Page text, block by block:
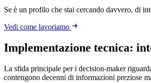
Se è un profilo che stai cercando davvero, di
Vedi come lavoriamo
Implementazione tecnica:
La sfida principale per i decision-maker
contengono decenni di informazioni preziose